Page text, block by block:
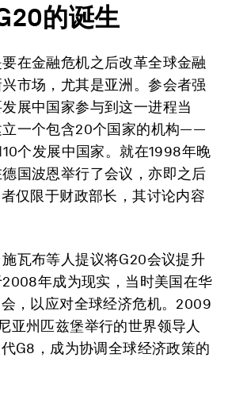
的诞生
在金融危机之后改革全球金融
市场，尤其是亚洲。参会者强
展中国家参与到这一进程当
立一个包含20个国家的机构——
个发展中国家。就在1998年晚
国波恩举行了会议，亦即之后
仅限于财政部长，其讨论内容
瓦布等人提议将G20会议提升
年成为现实，当时美国在华
，以应对全球经济危机。2009
亚州匹兹堡举行的世界领导人
G8，成为协调全球经济政策的